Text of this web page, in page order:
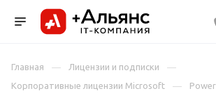
Главная
Лицензии и подписки
Корпоративные лицензии Microsoft